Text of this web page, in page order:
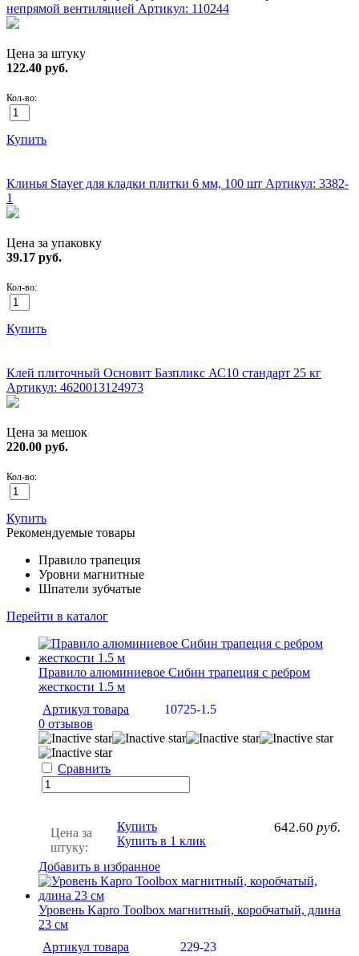
непрямой вентиляцией Артикул: 110244
Цена за штуку
122.40 руб.
Кол-во:
Купить
Клинья Stayer для кладки плитки 6 мм, 100 шт Артикул: 3382-
1
Цена за упаковку
39.17 руб.
Кол-во:
Купить
Клей плиточный Основит Базпликс АС10 стандарт 25 кг
Артикул: 4620013124973
Цена за мешок
220.00 руб.
Кол-во:
Купить
Рекомендуемые товары
Правило трапеция
Уровни магнитные
Шпатели зубчатые
Перейти в каталог
Правило алюминиевое Сибин трапеция с ребром
жесткости 1.5 м
Артикул товара
10725-1.5
0 отзывов
Сравнить
Цена за
штуку:
642.60 руб.
Купить
Купить в 1 клик
Добавить в избранное
Уровень Kapro Toolbox магнитный, коробчатый, длина
23 см
Артикул товара
229-23